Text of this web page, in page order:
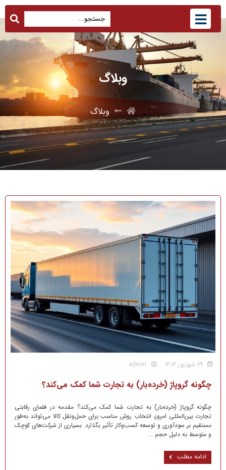
وبلاگ
وبلاگ
admin
چگونه گروپاژ (خرده‌بار) به تجارت شما کمک می‌کند؟
چگونه گروپاژ (خرده‌بار) به تجارت شما کمک می‌کند؟ مقدمه در فضای رقابتی
تجارت بین‌المللی امروز، انتخاب روش مناسب برای حمل‌ونقل کالا می‌تواند به‌طور
مستقیم بر سودآوری و توسعه کسب‌وکار تأثیر بگذارد. بسیاری از شرکت‌های کوچک
و متوسط به دلیل حجم ...
ادامه مطلب